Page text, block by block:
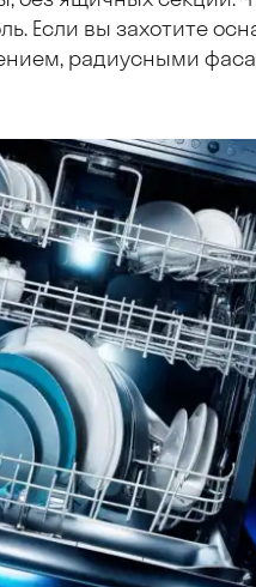
Если вы захотите
радиусными